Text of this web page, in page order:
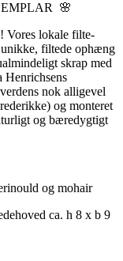
🌸
Vores lokale filte-
unikke, filtede ophæng
skrap med
Henrichsens
nok alligevel
og monteret
og bæredygtigt
og mohair
ca. h 8 x b 9